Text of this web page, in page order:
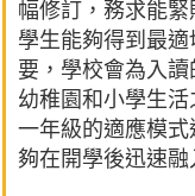
幅修訂，務求能
學生能夠得到最
要，學校會為入
幼稚園和小學生
一年級的適應模
夠在開學後迅速融